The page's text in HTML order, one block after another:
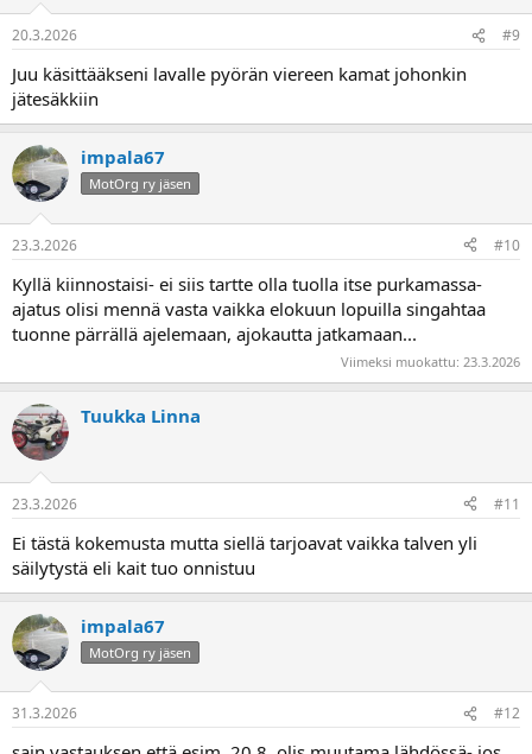
20.3.2026 #9
Juu käsittääkseni lavalle pyörän viereen kamat johonkin
jätesäkkiin
impala67
MotOrg ry jäsen
23.3.2026 #10
Kyllä kiinnostaisi- ei siis tartte olla tuolla itse purkamassa-
ajatus olisi mennä vasta vaikka elokuun lopuilla singahtaa
tuonne pärrällä ajelemaan, ajokautta jatkamaan...
Viimeksi muokattu: 23.3.2026
Tuukka Linna
23.3.2026 #11
Ei tästä kokemusta mutta siellä tarjoavat vaikka talven yli
säilytystä eli kait tuo onnistuu
impala67
MotOrg ry jäsen
31.3.2026 #12